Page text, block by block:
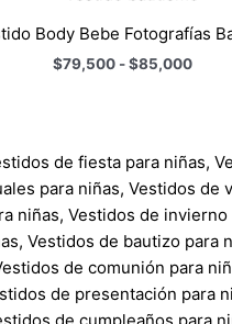
Body Bebe Fotografías
$79,500 - $85,000